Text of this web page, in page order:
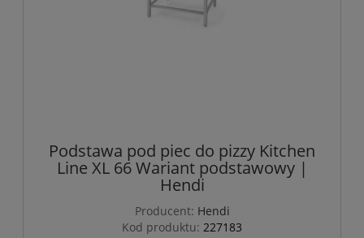
Podstawa pod piec do pizzy Kitchen
Line XL 66 Wariant podstawowy |
Hendi
Producent: Hendi
Kod produktu: 227183